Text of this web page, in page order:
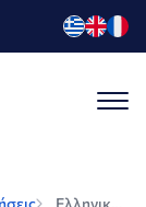
Ελληνική Πύλη Ενιαίας Εξυπηρέτησης - EUGO